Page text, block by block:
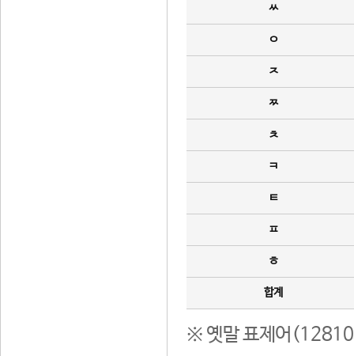
ㅆ
ㅇ
ㅈ
ㅉ
ㅊ
ㅋ
ㅌ
ㅍ
ㅎ
합계
※ 옛말 표제어(12810